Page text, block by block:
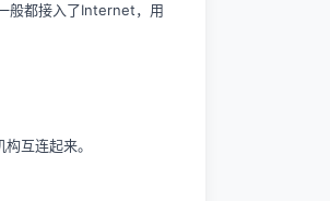
般都接入了Internet，用
互连起来。